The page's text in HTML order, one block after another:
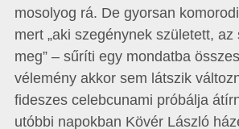
mosolyog rá. De gyorsan
mert „aki szegénynek született, az
meg” – sűríti egy mondatba
vélemény akkor sem látszik
fideszes celebcunami próbálja
utóbbi napokban Kövér László